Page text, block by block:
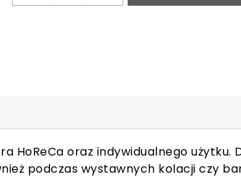
HoReCa oraz indywidualnego użytku.
podczas wystawnych kolacji czy